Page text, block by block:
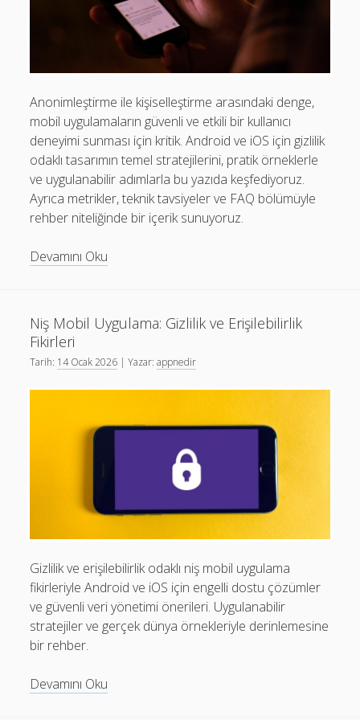
Mobil Uygulamalar Batarya Tasarrufu: Adım Adım Tasarım
Android
Eğitim
Finans
Fotoğraf & Video
Genel
iOS
Oyunlar
Verimlilik
Son yorumlar
Görüntülenecek bir yorum yok.
Anonimleştirme ile kişiselleştirme arasındaki denge,
mobil uygulamaların güvenli ve etkili bir kullanıcı
deneyimi sunması için kritik. Android ve iOS için gizlilik
odaklı tasarımın temel stratejilerini, pratik örneklerle
ve uygulanabilir adımlarla bu yazıda keşfediyoruz.
Ayrıca metrikler, teknik tavsiyeler ve FAQ bölümüyle
rehber niteliğinde bir içerik sunuyoruz.
Devamını Oku
Mobil
Gizlilik
Niş Mobil Uygulama: Gizlilik ve Erişilebilirlik
Fikirleri
Tarih: 14 Ocak 2026 | Yazar:appnedir
Gizlilik ve erişilebilirlik odaklı niş mobil uygulama
fikirleriyle Android ve iOS için engelli dostu çözümler
ve güvenli veri yönetimi önerileri. Uygulanabilir
stratejiler ve gerçek dünya örnekleriyle derinlemesine
bir rehber.
Devamını Oku